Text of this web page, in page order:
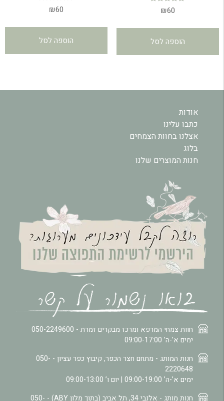
דורג
4.96
₪60
הוספה לסל
דורג
4.92
₪60
הוספה לסל
חוות צמחי המרפא ומרכז מבקרים זמרת - 050-2249600
ימים א’-ה’ 09:00-17:00
חנות המותג - מתחם חצר הכפר, קיבוץ כפר עציון - 050-
2220648
ימים א’-ה’ 09:00-19:00 | יום ו’ 09:00-13:00
חנות מותג - אלנבי 34, תל אביב (בתוך מלון ABY) -
050-
אודות
כתבו עלינו
אצלנו בחוות הצמחים
בלוג
חנות המוצרים שלנו